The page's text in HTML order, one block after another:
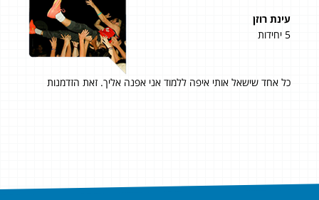
עינת רוזן
5 יחידות
כל אחד שישאל אותי איפה ללמוד אני אפנה אליך. זאת הזדמנות